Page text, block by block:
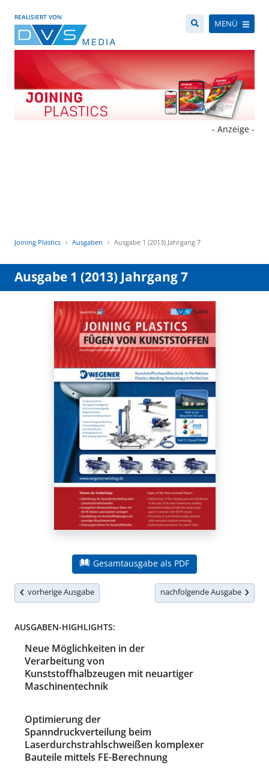
REALISIERT VON
MENÜ
- Anzeige -
Joining Plastics Ausgaben Ausgabe 1 (2013) Jahrgang 7
Ausgabe 1 (2013) Jahrgang 7
Gesamtausgabe als PDF
vorherige Ausgabe nachfolgende Ausgabe
AUSGABEN-HIGHLIGHTS:
Neue Möglichkeiten in der
Verarbeitung von
Kunststoffhalbzeugen mit neuartiger
Maschinentechnik
Optimierung der
Spanndruckverteilung beim
Laserdurchstrahlschweißen komplexer
Bauteile mittels FE-Berechnung